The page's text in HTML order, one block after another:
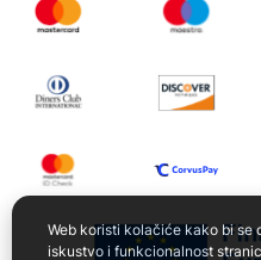
Web koristi kolačiće kako bi se
iskustvo i funkcionalnost